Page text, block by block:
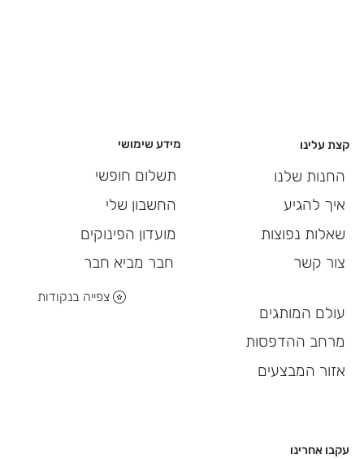
מידע שימושי
תשלום חופשי
החשבון שלי
מועדון הפינוקים
חבר מביא חבר
צפייה בנקודות
עקבו אחרינו
קצת עלינו
החנות שלנו
איך להגיע
שאלות נפוצות
צור קשר
עולם המותגים
מרחב ההדפסות
אזור המבצעים